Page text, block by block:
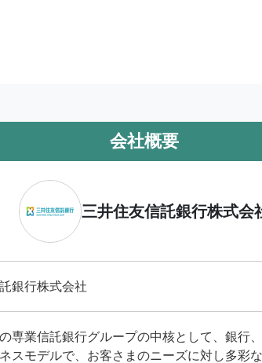
会社概要
三井住友信託銀行株式会
銀行株式会社
専業信託銀行グループの中核として、銀行
スモデルで、お客さまのニーズに対し多彩